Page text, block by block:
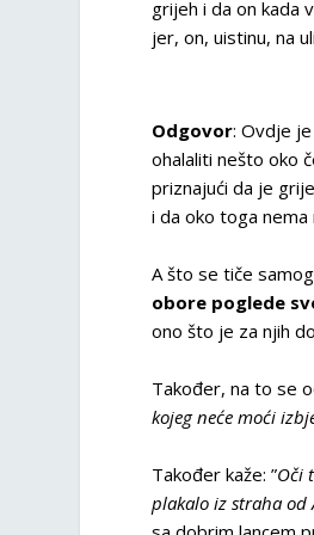
grijeh i da on kada
jer, on, uistinu, na
Odgovor: Ovdje
ohalaliti nešto oko
priznajući da je
i da oko toga nema
A što se tiče
obore poglede
ono što je za njih
Također, na to se
kojeg neće moći
Također kaže: ”Oči
plakalo iz straha od